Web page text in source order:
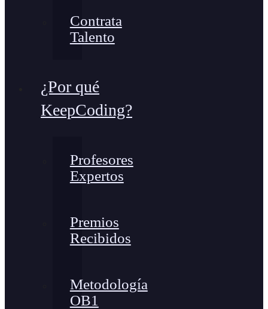
Contrata
Talento
¿Por qué
KeepCoding?
Profesores
Expertos
Premios
Recibidos
Metodología
OB1